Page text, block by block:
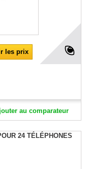
les prix
au comparateur
24 TÉLÉPHONES